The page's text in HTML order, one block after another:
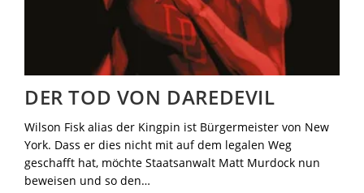
DER TOD VON DAREDEVIL
Wilson Fisk alias der Kingpin ist Bürgermeister von New
York. Dass er dies nicht mit auf dem legalen Weg
geschafft hat, möchte Staatsanwalt Matt Murdock nun
beweisen und so den…